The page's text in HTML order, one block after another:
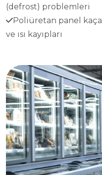
(defrost) problemleri
Poliüretan panel
ve ısı kayıpları